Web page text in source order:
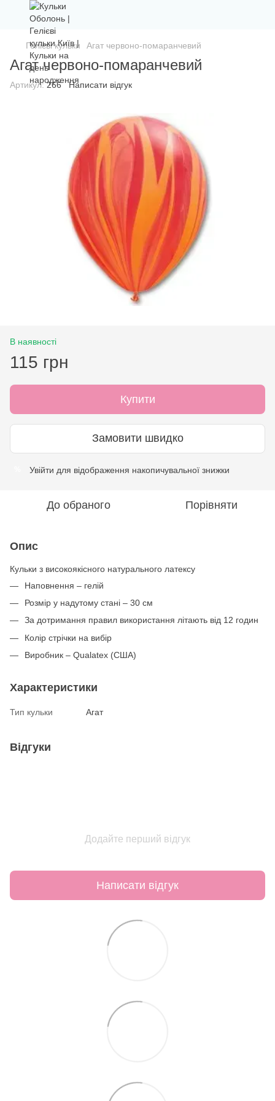
Гелієві кульки Агат червоно-помаранчевий
Агат червоно-помаранчевий
Артикул:266 Написати відгук
В наявності
115 грн
Купити
Замовити швидко
Увійти для відображення накопичувальної знижки
До обраного Порівняти
Опис
Кульки з високоякісного натурального латексу
Наповнення – гелій
Розмір у надутому стані – 30 см
За дотримання правил використання літають від 12 годин
Колір стрічки на вибір
Виробник – Qualatex (США)
Характеристики
Тип кульки Агат
Відгуки
Додайте перший відгук
Написати відгук